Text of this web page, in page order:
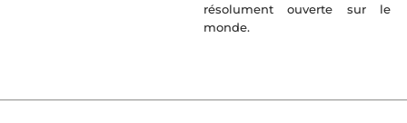
résolument ouverte sur le
monde.